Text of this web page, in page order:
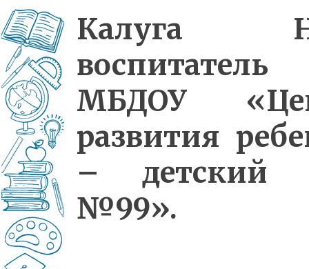
Калуга
воспитатель
МБДОУ
развития
– детский
№99».